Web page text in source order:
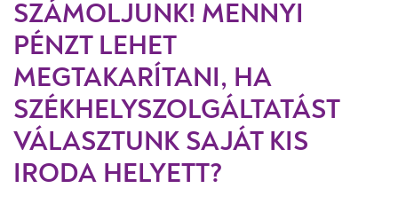
SZÁMOLJUNK! MENNYI
PÉNZT LEHET
MEGTAKARÍTANI, HA
SZÉKHELYSZOLGÁLTATÁST
VÁLASZTUNK SAJÁT KIS
IRODA HELYETT?